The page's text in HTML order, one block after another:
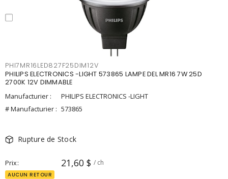
PHI7MR16LED827F25DIM12V
PHILIPS ELECTRONICS -LIGHT 573865 LAMPE DEL MR16 7W 25D
2700K 12V DIMMABLE
Manufacturier :
PHILIPS ELECTRONICS -LIGHT
# Manufacturier : 573865
Rupture de Stock
Prix 21,60 $ / ch
AUCUN RETOUR